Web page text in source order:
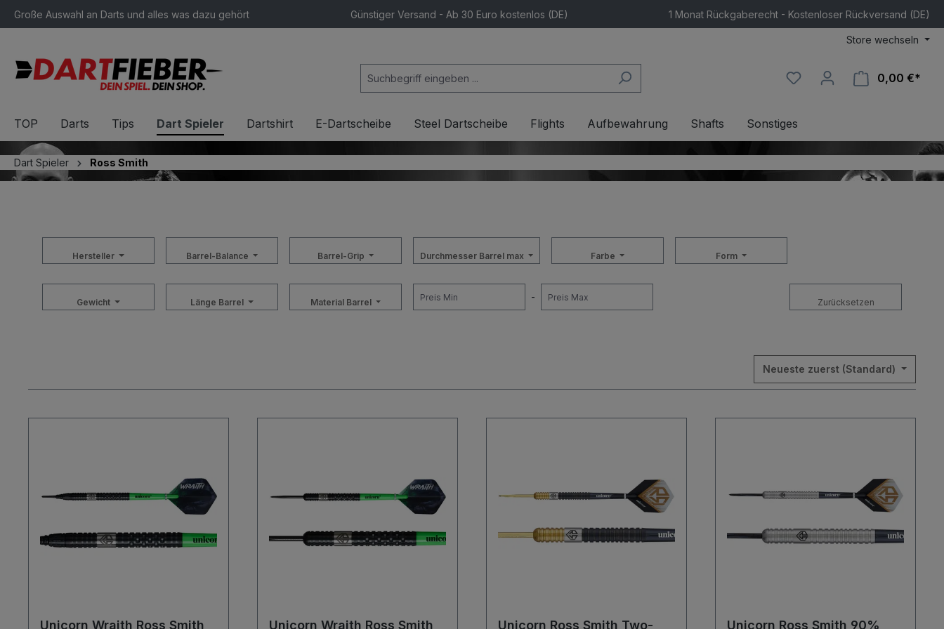
Zur Hauptnavigation springen
Große Auswahl an Darts und alles was dazu gehört Günstiger Versand - Ab 30 Euro kostenlos (DE) 1 Monat Rückgaberecht - Kostenloser Rückversand (DE)
Store wechseln
0,00 €*
TOP Darts Tips Dart Spieler Dartshirt E-Dartscheibe Steel Dartscheibe Flights Aufbewahrung Shafts Sonstiges
Dart Spieler Ross Smith
Hersteller Barrel-Balance Barrel-Grip Durchmesser Barrel max Farbe Form
Gewicht Länge Barrel Material Barrel - Zurücksetzen
Neueste zuerst (Standard)
Unicorn Wraith Ross Smith
Unicorn Wraith Ross Smith
Unicorn Ross Smith Two-
Unicorn Ross Smith 90%